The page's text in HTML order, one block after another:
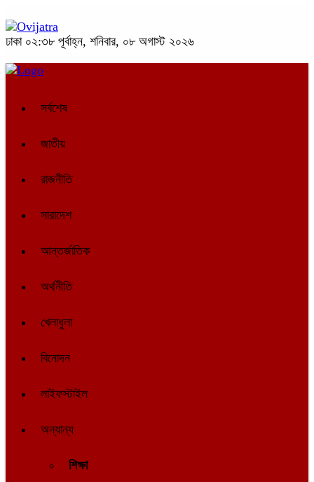
ঢাকা ০২:৩৮ পূর্বাহ্ন, শনিবার, ০৮ অগাস্ট ২০২৬
সর্বশেষ
জাতীয়
রাজনীতি
সারাদেশ
আন্তর্জাতিক
অর্থনীতি
খেলাধুলা
বিনোদন
লাইফস্টাইল
অন্যান্য
শিক্ষা